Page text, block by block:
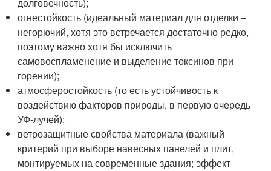
огнестойкость (идеальный материал для отделки –
негорючий, хотя это встречается достаточно редко,
поэтому важно хотя бы исключить
самовоспламенение и выделение токсинов при
горении);
атмосферостойкость (то есть устойчивость к
воздействию факторов природы, в первую очередь
УФ-лучей);
ветрозащитные свойства материала (важный
критерий при выборе навесных панелей и плит,
монтируемых на современные здания; эффект